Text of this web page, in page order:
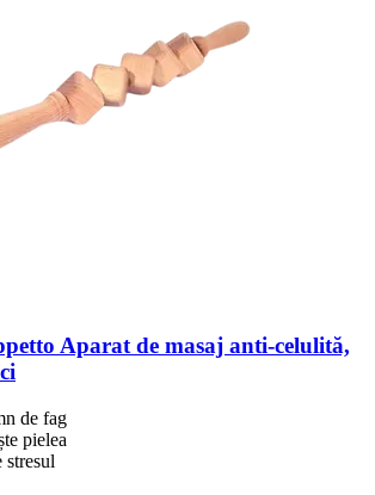
Aparat de masaj anti-​celulită,
de fag
pielea
stresul